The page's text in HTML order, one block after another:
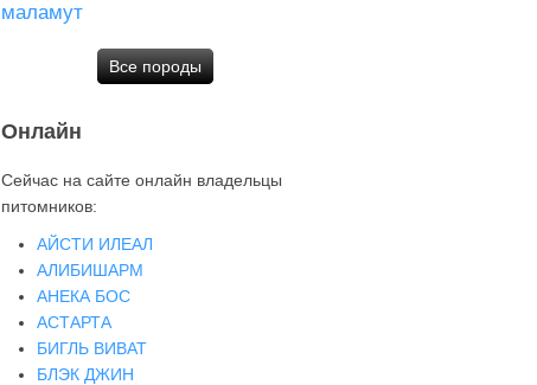
маламут
Все породы
Онлайн
Сейчас на сайте онлайн владельцы
питомников:
АЙСТИ ИЛЕАЛ
АЛИБИШАРМ
АНЕКА БОС
АСТАРТА
БИГЛЬ ВИВАТ
БЛЭК ДЖИН